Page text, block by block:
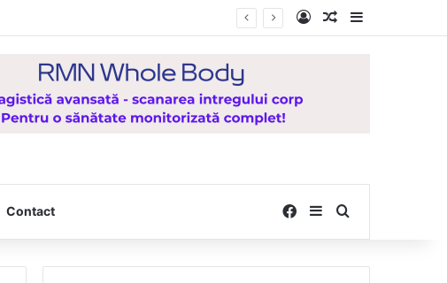
Log InRandom Article
Contact Facebook
SidebarSearch for